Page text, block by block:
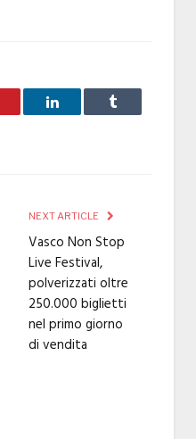
LinkedIn Tumblr
NEXT ARTICLE
Vasco Non Stop
Live Festival,
polverizzati oltre
250.000 biglietti
nel primo giorno
di vendita